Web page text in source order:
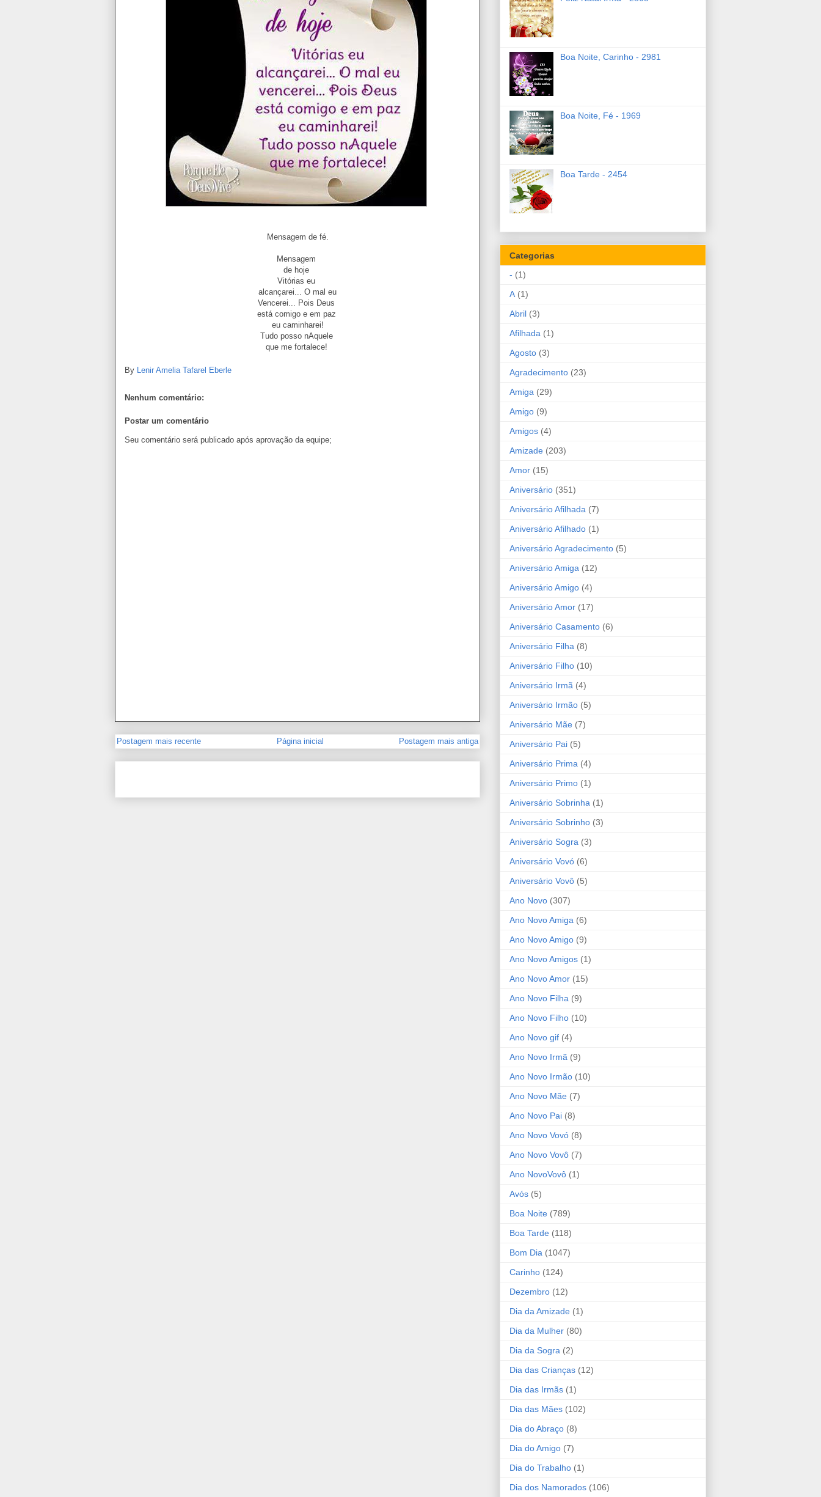
Mensagem de fé.
Mensagem
de hoje
Vitórias eu
alcançarei... O mal eu
Vencerei... Pois Deus
está comigo e em paz
eu caminharei!
Tudo posso nAquele
que me fortalece!
By Lenir Amelia Tafarel Eberle
Nenhum comentário:
Postar um comentário
Seu comentário será publicado após aprovação da equipe;
Postagem mais recente Postagem mais antiga
Página inicial
Boa Noite, Carinho - 2981
Boa Noite, Fé - 1969
Boa Tarde - 2454
Categorias
- (1)
A (1)
Abril (3)
Afilhada (1)
Agosto (3)
Agradecimento (23)
Amiga (29)
Amigo (9)
Amigos (4)
Amizade (203)
Amor (15)
Aniversário (351)
Aniversário Afilhada (7)
Aniversário Afilhado (1)
Aniversário Agradecimento (5)
Aniversário Amiga (12)
Aniversário Amigo (4)
Aniversário Amor (17)
Aniversário Casamento (6)
Aniversário Filha (8)
Aniversário Filho (10)
Aniversário Irmã (4)
Aniversário Irmão (5)
Aniversário Mãe (7)
Aniversário Pai (5)
Aniversário Prima (4)
Aniversário Primo (1)
Aniversário Sobrinha (1)
Aniversário Sobrinho (3)
Aniversário Sogra (3)
Aniversário Vovó (6)
Aniversário Vovô (5)
Ano Novo (307)
Ano Novo Amiga (6)
Ano Novo Amigo (9)
Ano Novo Amigos (1)
Ano Novo Amor (15)
Ano Novo Filha (9)
Ano Novo Filho (10)
Ano Novo gif (4)
Ano Novo Irmã (9)
Ano Novo Irmão (10)
Ano Novo Mãe (7)
Ano Novo Pai (8)
Ano Novo Vovó (8)
Ano Novo Vovô (7)
Ano NovoVovô (1)
Avós (5)
Boa Noite (789)
Boa Tarde (118)
Bom Dia (1047)
Carinho (124)
Dezembro (12)
Dia da Amizade (1)
Dia da Mulher (80)
Dia da Sogra (2)
Dia das Crianças (12)
Dia das Irmãs (1)
Dia das Mães (102)
Dia do Abraço (8)
Dia do Amigo (7)
Dia do Trabalho (1)
Dia dos Namorados (106)